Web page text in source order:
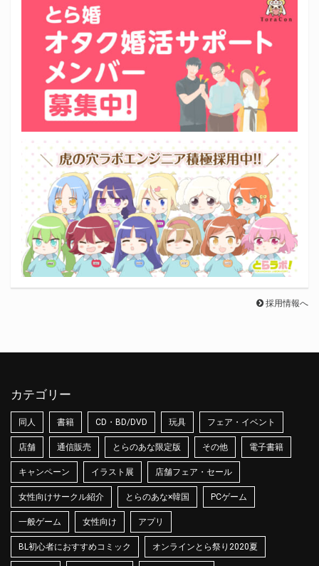
採用情報へ
カテゴリー
同人 書籍 CD・BD/DVD 玩具 フェア・イベント
店舗 通信販売 とらのあな限定版 その他 電子書籍
キャンペーン イラスト展 店舗フェア・セール
女性向けサークル紹介 とらのあな×韓国 PCゲーム
一般ゲーム 女性向け アプリ
BL初心者におすすめコミック オンラインとら祭り2020夏